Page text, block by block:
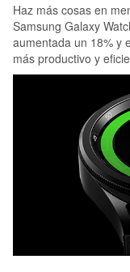
Haz más cosas en
Samsung Galaxy
aumentada un 18% y
más productivo y